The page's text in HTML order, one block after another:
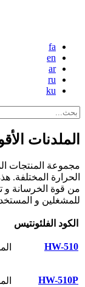
fa
en
ar
ru
ku
الملدنات
مجموعة المنتجات
الحرارة المختلفة.
من قوة الخرسانة و
للمشغلين و
الکود الفلئونتیس
HW-510
HW-510P